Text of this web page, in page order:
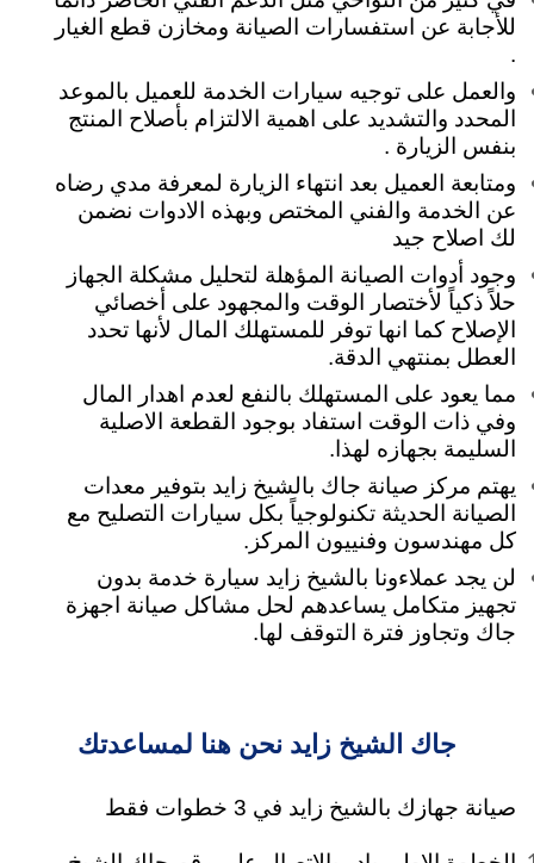
للأجابة عن استفسارات الصيانة ومخازن قطع الغيار
.
والعمل على توجيه سيارات الخدمة للعميل بالموعد
المحدد والتشديد على اهمية الالتزام بأصلاح المنتج
بنفس الزيارة .
ومتابعة العميل بعد انتهاء الزيارة لمعرفة مدي رضاه
عن الخدمة والفني المختص وبهذه الادوات نضمن
لك اصلاح جيد
وجود أدوات الصيانة المؤهلة لتحليل مشكلة الجهاز
حلاً ذكياً لأختصار الوقت والمجهود على أخصائي
الإصلاح كما انها توفر للمستهلك المال لأنها تحدد
العطل بمنتهي الدقة.
مما يعود على المستهلك بالنفع لعدم اهدار المال
وفي ذات الوقت استفاد بوجود القطعة الاصلية
السليمة بجهازه لهذا.
يهتم مركز صيانة جاك بالشيخ زايد بتوفير معدات
الصيانة الحديثة تكنولوجياً بكل سيارات التصليح مع
كل مهندسون وفنييون المركز.
لن يجد عملاءونا بالشيخ زايد سيارة خدمة بدون
تجهيز متكامل يساعدهم لحل مشاكل صيانة اجهزة
جاك وتجاوز فترة التوقف لها.
جاك الشيخ زايد نحن هنا لمساعدتك
صيانة جهازك بالشيخ زايد في 3 خطوات فقط